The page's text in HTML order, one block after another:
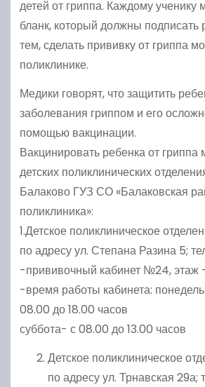
детей от гриппа. Каждому
бланк, который должны подписать
тем, сделать прививку от гриппа
поликлинике.
Медики говорят, что защитить
заболевания гриппом и его
помощью вакцинации.
Вакцинировать ребенка от
детских поликлинических
Балаково ГУЗ СО «Балаковская
поликлиника»:
1.Детское поликлиническое
по адресу ул. Степана Разина 5;
-прививочный кабинет №24, этаж
-время работы кабинета:
08.00 до 18.00 часов
суббота- с 08.00 до 13.00 часов
Детское поликлиническое
по адресу ул. Трнавская